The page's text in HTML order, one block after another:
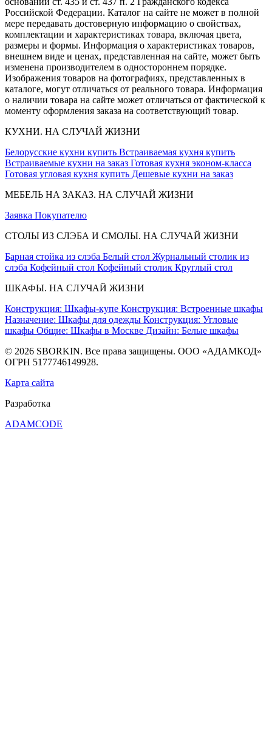
Российской Федерации. Каталог на сайте не может в полной
мере передавать достоверную информацию о свойствах,
комплектации и характеристиках товара, включая цвета,
размеры и формы. Информация о характеристиках товаров,
внешнем виде и ценах, представленная на сайте, может быть
изменена производителем в одностороннем порядке.
Изображения товаров на фотографиях, представленных в
каталоге, могут отличаться от реального товара. Информация
о наличии товара на сайте может отличаться от фактической к
моменту оформления заказа на соответствующий товар.
КУХНИ. НА СЛУЧАЙ ЖИЗНИ
Белорусские кухни купить Встраиваемая кухня купить
Встраиваемые кухни на заказ Готовая кухня эконом-класса
Готовая угловая кухня купить Дешевые кухни на заказ
МЕБЕЛЬ НА ЗАКАЗ. НА СЛУЧАЙ ЖИЗНИ
Заявка Покупателю
СТОЛЫ ИЗ СЛЭБА И СМОЛЫ. НА СЛУЧАЙ ЖИЗНИ
Барная стойка из слэба Белый стол Журнальный столик из
слэба Кофейный стол Кофейный столик Круглый стол
ШКАФЫ. НА СЛУЧАЙ ЖИЗНИ
Конструкция: Шкафы-купе Конструкция: Встроенные шкафы
Назначение: Шкафы для одежды Конструкция: Угловые
шкафы Общие: Шкафы в Москве Дизайн: Белые шкафы
© 2026 SBORKIN. Все права защищены. ООО «АДАМКОД»
ОГРН 5177746149928.
Карта сайта
Разработка
ADAMCODE